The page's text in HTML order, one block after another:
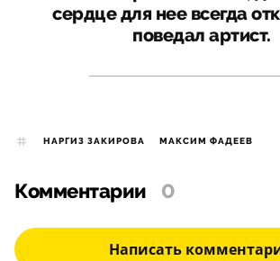
сердце для нее всегда
поведал артист.
НАРГИЗ ЗАКИРОВА МАКСИМ ФАДЕЕВ
Комментарии 0
Написать